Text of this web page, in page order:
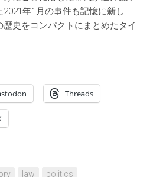
年1月の事件も記憶に新し
史をコンパクトにまとめたタイ
Threads
law politics